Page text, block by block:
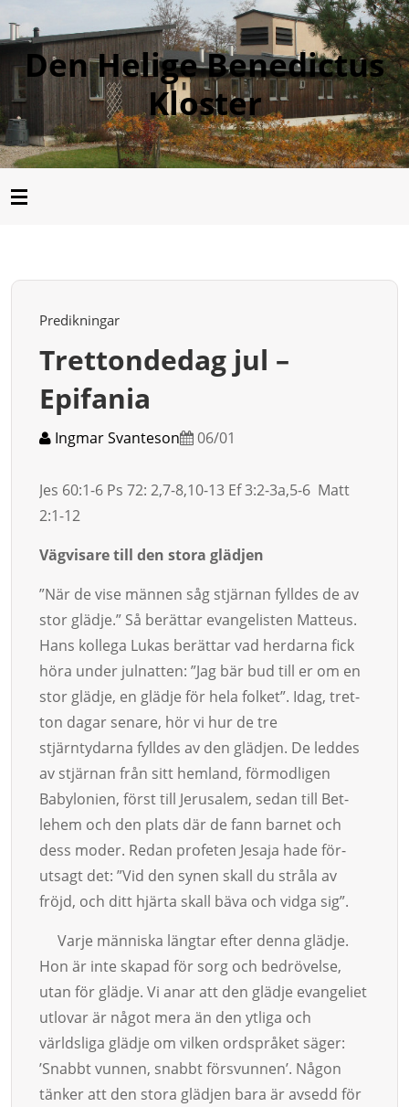
Den Helige Benedictus
Kloster
Predikningar
Trettondedag jul –
Epifania
Ingmar Svanteson 06/01
Jes 60:1-6 Ps 72: 2,7-8,10-13 Ef 3:2-3a,5-6 Matt
2:1-12
Vägvisare till den stora glädjen
”När de vise männen såg stjärnan fylldes de av
stor glädje.” Så berättar evangelisten Matteus.
Hans kollega Lukas berättar vad herdarna fick
höra un­der julnatten: ”Jag bär bud till er om en
stor glädje, en glädje för hela folket”. Idag, tret­
ton dagar senare, hör vi hur de tre
stjärntydarna fylldes av den glädjen. De leddes
av stjärnan från sitt hemland, för­modligen
Babylonien, först till Je­rusa­lem, sedan till Bet­
lehem och den plats där de fann barnet och
dess moder. Redan profeten Je­saja hade för­
utsagt det: ”Vid den synen skall du stråla av
fröjd, och ditt hjärta skall bä­va och vidga sig”.
Varje människa längtar efter denna glädje.
Hon är inte skapad för sorg och be­drö­velse,
utan för glädje. Vi anar att den glädje evangeliet
utlovar är något mera än den ytliga och
världsliga glädje om vilken ordspråket säger:
’Snabbt vunnen, snabbt för­svunnen’. Nå­gon
tänker att den stora gläd­jen bara är avsedd för